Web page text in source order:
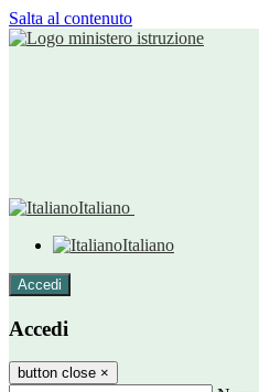
Salta al contenuto
Italiano
Italiano
Accedi
Accedi
button close ×